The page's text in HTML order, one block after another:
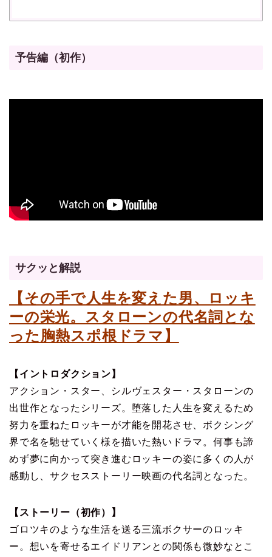
予告編（初作）
サクッと解説
【その手で人生を変えた男、ロッキ
ーの栄光。スタローンの代名詞とな
った胸熱スポ根ドラマ】
【イントロダクション】
アクション・スター、シルヴェスター・スタローンの
出世作となったシリーズ。堕落した人生を変えるため
努力を重ねたロッキーが才能を開花させ、ボクシング
界で名を馳せていく様を描いた熱いドラマ。何事も諦
めず夢に向かって突き進むロッキーの姿に多くの人が
感動し、サクセスストーリー映画の代名詞となった。
【ストーリー（初作）】
ゴロツキのような生活を送る三流ボクサーのロッキ
ー。想いを寄せるエイドリアンとの関係も微妙なとこ